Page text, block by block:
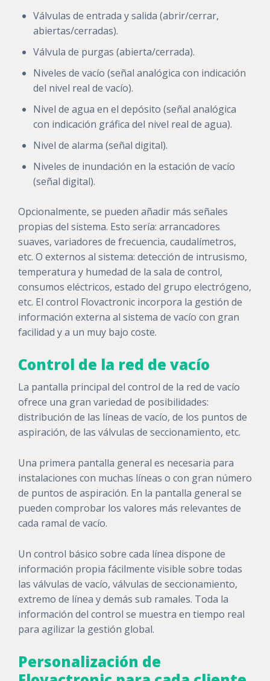
Válvulas de entrada y salida (abrir/cerrar,
abiertas/cerradas).
Válvula de purgas (abierta/cerrada).
Niveles de vacío (señal analógica con indicación
del nivel real de vacío).
Nivel de agua en el depósito (señal analógica
con indicación gráfica del nivel real de agua).
Nivel de alarma (señal digital).
Niveles de inundación en la estación de vacío
(señal digital).
Opcionalmente, se pueden añadir más señales
propias del sistema. Esto sería: arrancadores
suaves, variadores de frecuencia, caudalímetros,
etc. O externos al sistema: detección de intrusismo,
temperatura y humedad de la sala de control,
consumos eléctricos, estado del grupo electrógeno,
etc. El control Flovactronic incorpora la gestión de
información externa al sistema de vacío con gran
facilidad y a un muy bajo coste.
Control de la red de vacío
La pantalla principal del control de la red de vacío
ofrece una gran variedad de posibilidades:
distribución de las líneas de vacío, de los puntos de
aspiración, de las válvulas de seccionamiento, etc.
Una primera pantalla general es necesaria para
instalaciones con muchas líneas o con gran número
de puntos de aspiración. En la pantalla general se
pueden comprobar los valores más relevantes de
cada ramal de vacío.
Un control básico sobre cada línea dispone de
información propia fácilmente visible sobre todas
las válvulas de vacío, válvulas de seccionamiento,
extremo de línea y demás sub ramales. Toda la
información del control se muestra en tiempo real
para agilizar la gestión global.
Personalización de